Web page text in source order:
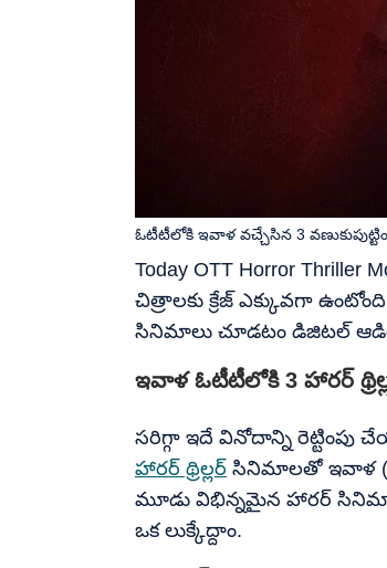
Today OTT Horror Thriller
చిత్రాలకు క్రేజ్ ఎక్కువగా
సినిమాలు చూడటం డిజిటల్
ఓటీటీలోకి ఇవాళ వచ్చేసిన 3
ఇవాళ ఓటీటీలోకి 3 హారర్
సరిగ్గా ఇదే వినోదాన్ని రెట్టింపు
హారర్ థ్రిల్లర్ సినిమాలతో ఇవాళ
మూడు విభిన్నమైన హారర్ సినిమాల
ఒక లుక్కేద్దాం.